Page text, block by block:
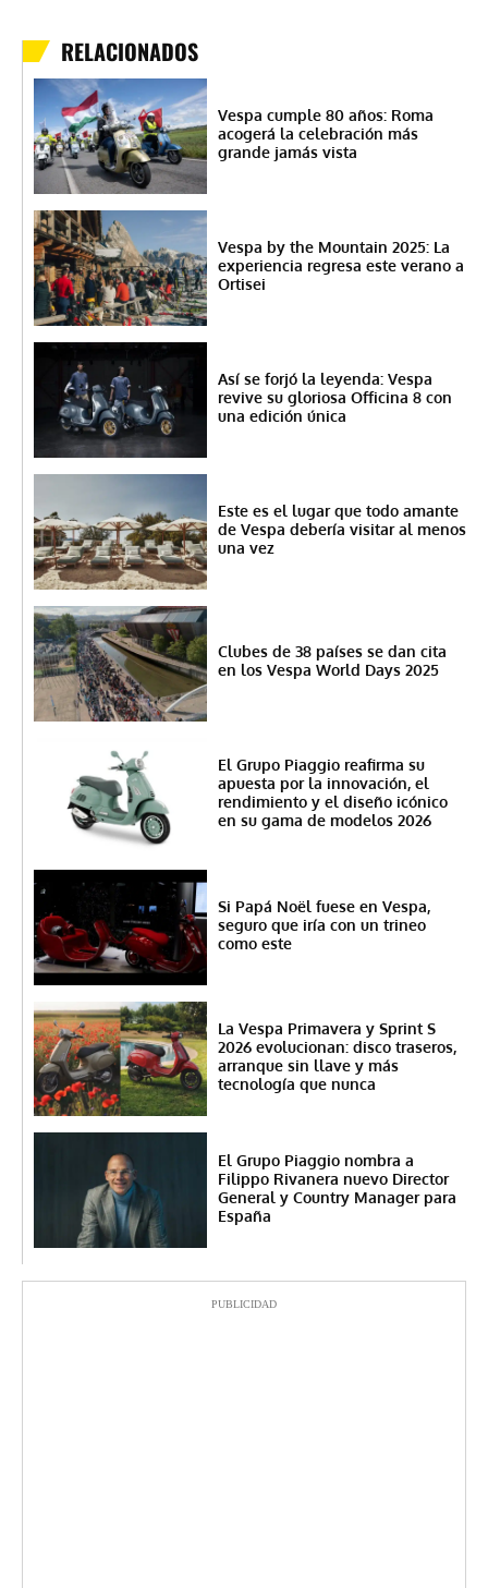
RELACIONADOS
Vespa cumple 80 años: Roma
acogerá la celebración más
grande jamás vista
Vespa by the Mountain 2025: La
experiencia regresa este verano a
Ortisei
Así se forjó la leyenda: Vespa
revive su gloriosa Officina 8 con
una edición única
Este es el lugar que todo amante
de Vespa debería visitar al menos
una vez
Clubes de 38 países se dan cita
en los Vespa World Days 2025
El Grupo Piaggio reafirma su
apuesta por la innovación, el
rendimiento y el diseño icónico
en su gama de modelos 2026
Si Papá Noël fuese en Vespa,
seguro que iría con un trineo
como este
La Vespa Primavera y Sprint S
2026 evolucionan: disco traseros,
arranque sin llave y más
tecnología que nunca
El Grupo Piaggio nombra a
Filippo Rivanera nuevo Director
General y Country Manager para
España
PUBLICIDAD